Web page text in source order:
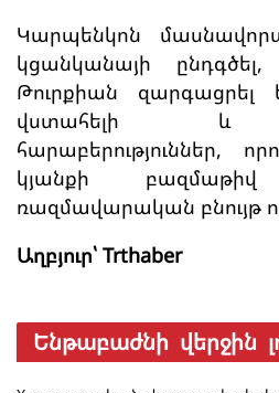
Կարպենկոն
կցանկանայի
Թուրքիան
վստահելի և
հարաբերություններ,
կյանքի
ռազմավարական բնույթ
Աղբյուր՝ Trthaber
Ենթաբաժնի վերջին